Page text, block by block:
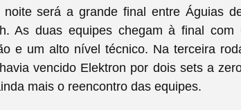
será a grande final entre Águias
As duas equipes chegam à final com
e um alto nível técnico. Na terceira
vencido Elektron por dois sets a
mais o reencontro das equipes.